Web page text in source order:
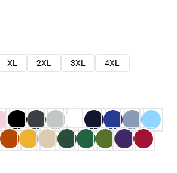
XL 2XL 3XL
4XL